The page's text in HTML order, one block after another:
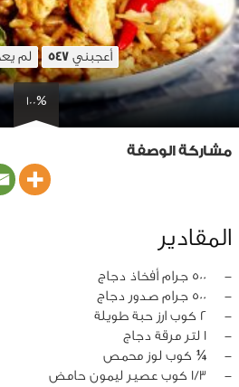
أعجبني547 لم
100%
مشاركة الوصفة
المقادير
‏-
500 جرام أفخاذ دجاج
‏-
500 جرام صدور دجاج
‏-
2 كوب ارز حبة طويلة
‏-
1 لتر مرقة دجاج
‏-
¼ كوب لوز محمص
‏-
1/3 كوب عصير ليمون حامض